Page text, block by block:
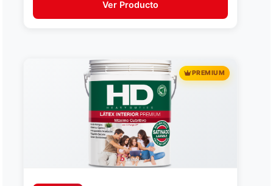
Ver Producto
PREMIUM